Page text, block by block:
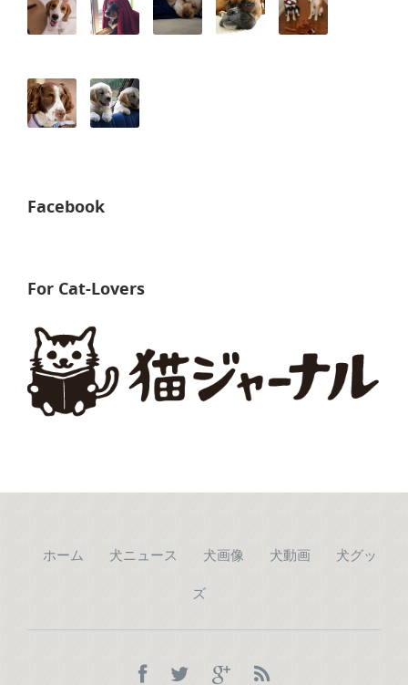
Facebook
For Cat-Lovers
ホーム 犬ニュース 犬画像 犬動画 犬グッ
ズ